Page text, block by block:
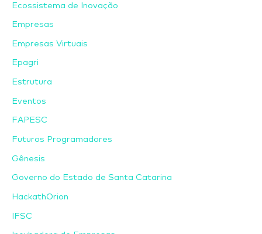
Ecossistema de Inovação
Empresas
Empresas Virtuais
Epagri
Estrutura
Eventos
FAPESC
Futuros Programadores
Gênesis
Governo do Estado de Santa Catarina
HackathOrion
IFSC